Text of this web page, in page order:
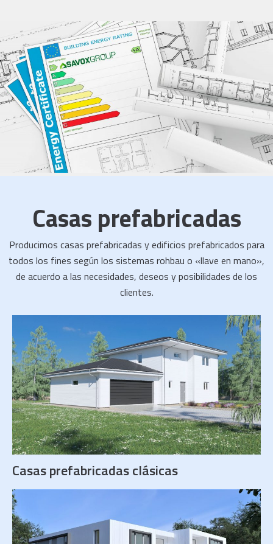
Casas prefabricadas
Producimos casas prefabricadas y edificios prefabricados para
todos los fines según los sistemas rohbau o «llave en mano»,
de acuerdo a las necesidades, deseos y posibilidades de los
clientes.
Casas prefabricadas clásicas